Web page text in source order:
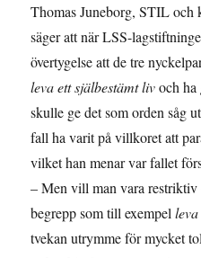
Thomas Juneborg, STIL och
säger att när LSS-
övertygelse att de tre
leva ett själbestämt livoch ha
skulle ge det som orden såg
fall ha varit på villkoret att
vilket han menar var fallet
– Men vill man vara
begrepp som till exempel
tvekan utrymme för mycket